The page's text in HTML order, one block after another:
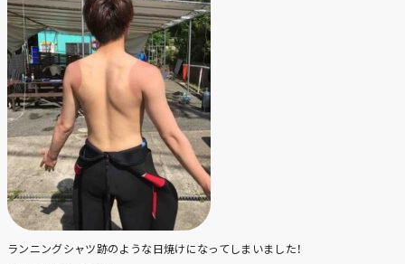
ランニングシャツ跡のような日焼けになってしまいました！